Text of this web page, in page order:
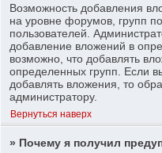
Возможность добавления
на уровне форумов, групп
пользователей.
добавление вложений в
возможно, что добавлять
определенных групп. Если
добавлять вложения, то
администратору.
Вернуться наверх
» Почему я получил